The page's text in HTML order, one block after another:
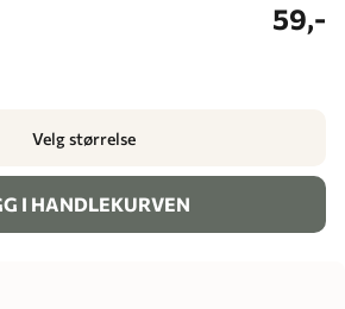
59,-
Velg størrelse
I HANDLEKURVEN